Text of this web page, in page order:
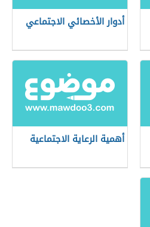
أدوار الأخصائي الاجتماعي
أهمية الرعاية الاجتماعية